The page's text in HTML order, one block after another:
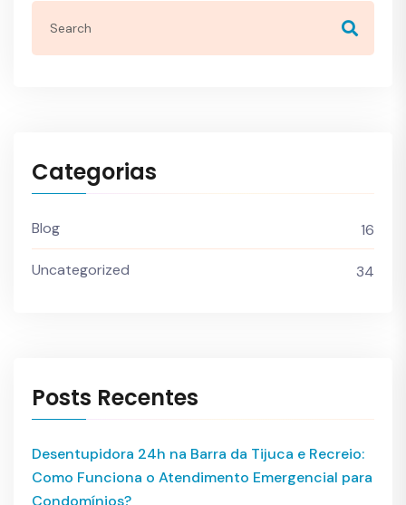
Categorias
Blog 16
Uncategorized 34
Posts Recentes
Desentupidora 24h na Barra da Tijuca e Recreio:
Como Funciona o Atendimento Emergencial para
Condomínios?